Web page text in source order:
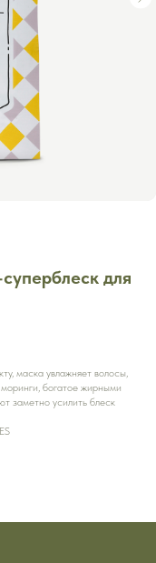
для
маска увлажняет волосы,
богатое жирными
заметно усилить блеск